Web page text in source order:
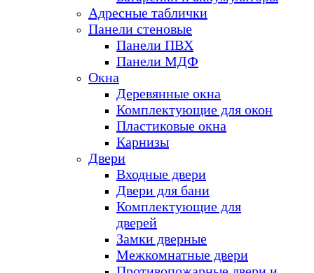
Адресные таблички
Панели стеновые
Панели ПВХ
Панели МДФ
Окна
Деревянные окна
Комплектующие для окон
Пластиковые окна
Карнизы
Двери
Входные двери
Двери для бани
Комплектующие для
дверей
Замки дверные
Межкомнатные двери